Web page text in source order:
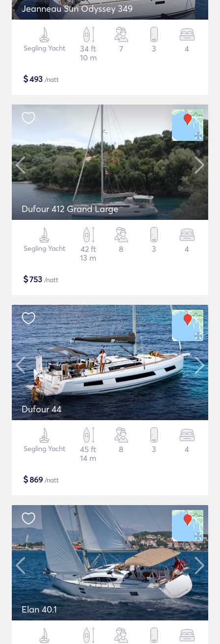
Jeanneau Sun Odyssey 349
Segling Yacht
34 ft
10 m
7 3 4
$493 /natt
Dufour 412 Grand Large
Segling Yacht
42 ft
13 m
8 3 4
$753 /natt
Dufour 44
Segling Yacht
45 ft
14 m
8 3 4
$869 /natt
Elan 40.1